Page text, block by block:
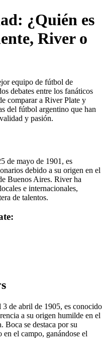
¿Quién es
River o
equipo de fútbol de
debates entre los fanáticos
comparar a River Plate y
del fútbol argentino que han
y pasión.
de mayo de 1901, es
debido a su origen en el
Buenos Aires. River ha
e internacionales,
de talentos.
de abril de 1905, es conocido
a su origen humilde en el
Boca se destaca por su
el campo, ganándose el